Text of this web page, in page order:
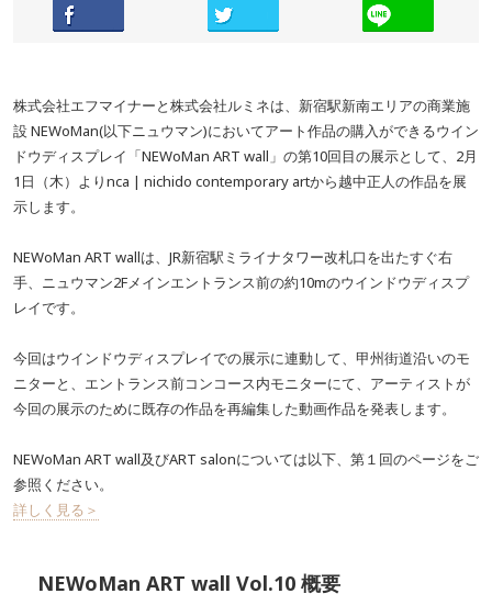
株式会社エフマイナーと株式会社ルミネは、新宿駅新南エリアの商業施
設 NEWoMan(以下ニュウマン)においてアート作品の購入ができるウイン
ドウディスプレイ「NEWoMan ART wall」の第10回目の展示として、2月
1日（木）よりnca | nichido contemporary artから越中正人の作品を展
示します。
NEWoMan ART wallは、JR新宿駅ミライナタワー改札口を出たすぐ右
手、ニュウマン2Fメインエントランス前の約10mのウインドウディスプ
レイです。
今回はウインドウディスプレイでの展示に連動して、甲州街道沿いのモ
ニターと、エントランス前コンコース内モニターにて、アーティストが
今回の展示のために既存の作品を再編集した動画作品を発表します。
NEWoMan ART wall及びART salonについては以下、第１回のページをご
参照ください。
詳しく見る＞
NEWoMan ART wall Vol.10 概要